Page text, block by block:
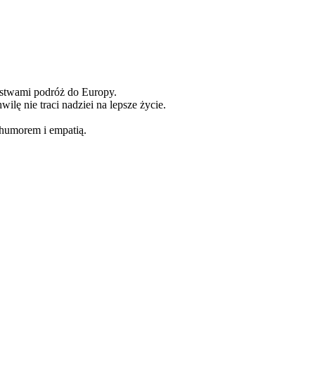
podróż do Europy.
nie traci nadziei na lepsze życie.
i empatią.